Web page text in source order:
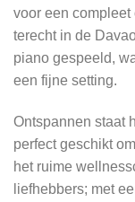
voor een compleet
terecht in de
piano gespeeld,
een fijne setting.
Ontspannen staat
perfect geschikt
het ruime
liefhebbers; met